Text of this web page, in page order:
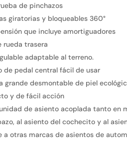
de pinchazos
giratorias y bloqueables 360°
que incluye amortiguadores
rueda trasera
adaptable al terreno.
de pedal central fácil de usar
grande desmontable de piel
y de fácil acción
de asiento acoplada tanto en
al asiento del cochecito y al
a otras marcas de asientos de